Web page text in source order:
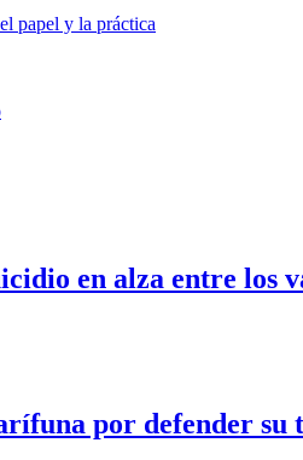
papel y la práctica
en alza entre los
por defender